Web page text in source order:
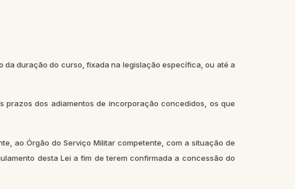
da duração do curso, fixada na legislação específica, ou até a
dos adiamentos de incorporação concedidos, os que
ao Órgão do Serviço Militar competente, com a situação de
desta Lei a fim de terem confirmada a concessão do